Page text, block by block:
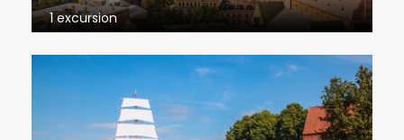
1 excursion